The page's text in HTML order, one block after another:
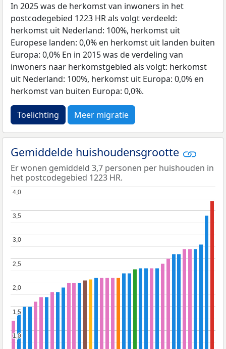
In 2025 was de herkomst van inwoners in het
postcodegebied 1223 HR als volgt verdeeld:
herkomst uit Nederland: 100%, herkomst uit
Europese landen: 0,0% en herkomst uit landen buiten
Europa: 0,0% En in 2015 was de verdeling van
inwoners naar herkomstgebied als volgt: herkomst
uit Nederland: 100%, herkomst uit Europa: 0,0% en
herkomst van buiten Europa: 0,0%.
Toelichting Meer migratie
Gemiddelde huishoudensgrootte
Er wonen gemiddeld 3,7 personen per huishouden in
het postcodegebied 1223 HR.
1,0
1,0
1,5
1,5
2,0
2,0
2,5
2,5
3,0
3,0
3,5
3,5
4,0
4,0